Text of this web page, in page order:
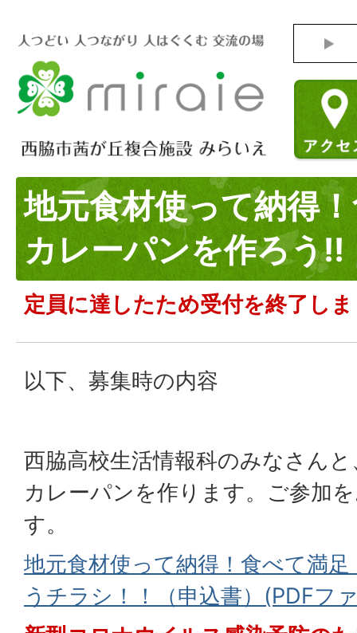
地元食材使って納得
カレーパンを作ろう!!
定員に達したため受付を終了し
以下、募集時の内容
西脇高校生活情報科のみなさん
カレーパンを作ります。ご参加
す。
地元食材使って納得！食べて満
うチラシ！！（申込書）(PDFフ